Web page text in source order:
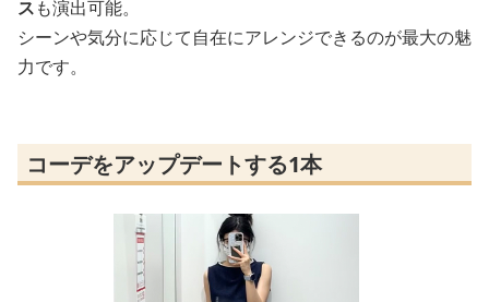
スも演出可能。
シーンや気分に応じて自在にアレンジできるのが最大の魅
力です。
コーデをアップデートする1本